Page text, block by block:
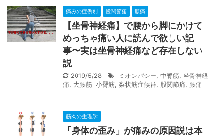
痛みの症例別 股関節痛 腰痛
【坐骨神経痛】で腰から脚にかけて
めっちゃ痛い人に読んで欲しい記
事〜実は坐骨神経痛など存在しない
説
2019/5/28 ミオンパシー, 中臀筋, 坐骨神経
痛, 大腰筋, 小臀筋, 梨状筋症候群, 股関節痛, 腰痛
筋肉の生理学
「身体の歪み」が痛みの原因説は本